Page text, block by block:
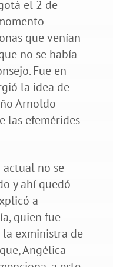
el 2 de
que venían
no se había
Fue en
la idea de
Arnoldo
las efemérides
no se
y ahí quedó
a
quien fue
la exministra de
Angélica